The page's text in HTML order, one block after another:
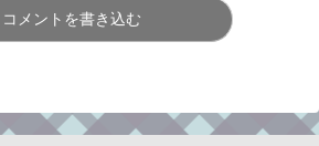
コメントを書き込む